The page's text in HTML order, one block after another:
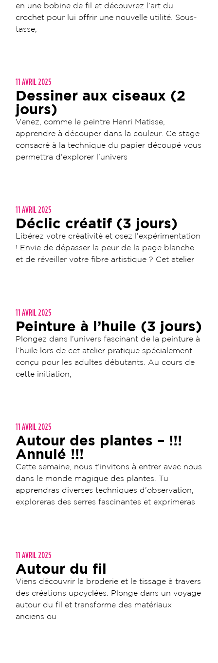
en une bobine de fil et découvrez l’art du
crochet pour lui offrir une nouvelle utilité. Sous-
tasse,
11 AVRIL 2025
Dessiner aux ciseaux (2
jours)
Venez, comme le peintre Henri Matisse,
apprendre à découper dans la couleur. Ce stage
consacré à la technique du papier découpé vous
permettra d’explorer l’univers
11 AVRIL 2025
Déclic créatif (3 jours)
Libérez votre créativité et osez l’expérimentation
! Envie de dépasser la peur de la page blanche
et de réveiller votre fibre artistique ? Cet atelier
11 AVRIL 2025
Peinture à l’huile (3 jours)
Plongez dans l’univers fascinant de la peinture à
l’huile lors de cet atelier pratique spécialement
conçu pour les adultes débutants. Au cours de
cette initiation,
11 AVRIL 2025
Autour des plantes – !!!
Annulé !!!
Cette semaine, nous t’invitons à entrer avec nous
dans le monde magique des plantes. Tu
apprendras diverses techniques d’observation,
exploreras des serres fascinantes et exprimeras
11 AVRIL 2025
Autour du fil
Viens découvrir la broderie et le tissage à travers
des créations upcyclées. Plonge dans un voyage
autour du fil et transforme des matériaux
anciens ou